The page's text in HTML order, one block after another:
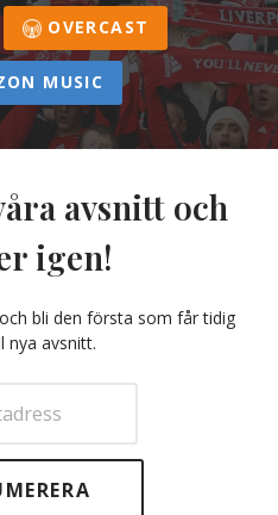
OVERCAST
MUSIC
avsnitt och
igen!
bli den första som får tidig
nya avsnitt.